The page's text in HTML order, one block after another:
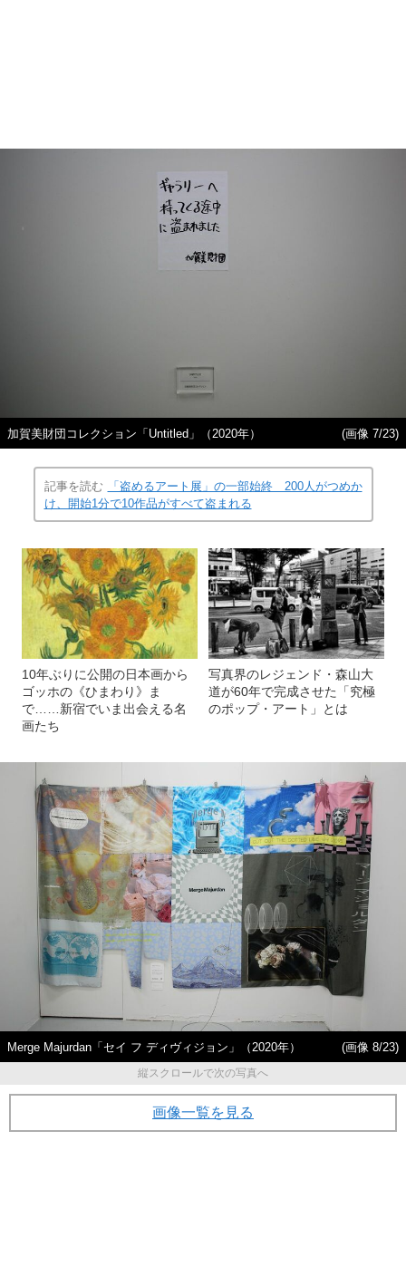
加賀美財団コレクション「Untitled」（2020年） (画像 7/23)
記事を読む
「盗めるアート展」の一部始終 200人がつめか
け、開始1分で10作品がすべて盗まれる
10年ぶりに公開の日本画から
ゴッホの《ひまわり》ま
で……新宿でいま出会える名
画たち
写真界のレジェンド・森山大
道が60年で完成させた「究極
のポップ・アート」とは
Merge Majurdan「セイ フ ディヴィジョン」（2020年）
(画像 8/23)
縦スクロールで次の写真へ
画像一覧を見る